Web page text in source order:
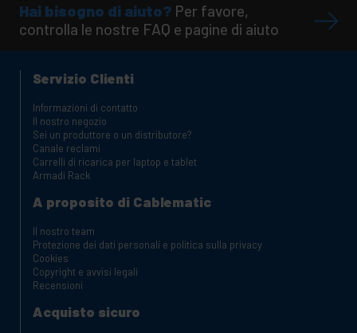
Hai bisogno di aiuto? Per favore,
controlla le nostre FAQ e pagine di aiuto
Servizio Clienti
Informazioni di contatto
Il nostro negozio
Sei un produttore o un distributore?
Canale reclami
Carrelli di ricarica per laptop e tablet
Armadi Rack
A proposito di Cablematic
Il nostro team
Protezione dei dati personali e politica sulla privacy
Cookies
Copyright e avvisi legali
Recensioni
Acquisto sicuro